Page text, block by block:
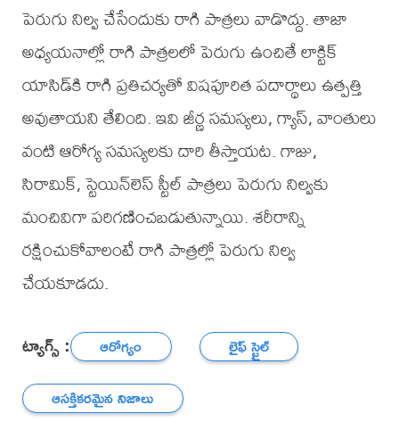
పెరుగు నిల్వ చేసేందుకు రాగి పాత్రలు వాడొద్దు. తాజా
అధ్యయనాల్లో రాగి పాత్రలలో పెరుగు ఉంచితే లాక్టిక్
యాసిడ్‌కి రాగి ప్రతిచర్యతో విషపూరిత పదార్థాలు ఉత్పత్తి
అవుతాయని తేలింది. ఇవి జీర్ణ సమస్యలు, గ్యాస్, వాంతులు
వంటి ఆరోగ్య సమస్యలకు దారి తీస్తాయట. గాజు,
సిరామిక్, స్టెయిన్‌లెస్ స్టీల్ పాత్రలు పెరుగు నిల్వకు
మంచివిగా పరిగణించబడుతున్నాయి. శరీరాన్ని
రక్షించుకోవాలంటే రాగి పాత్రల్లో పెరుగు నిల్వ
చేయకూడదు.
ట్యాగ్స్ : ఆరోగ్యం
లైఫ్ స్టైల్
ఆసక్తికరమైన నిజాలు